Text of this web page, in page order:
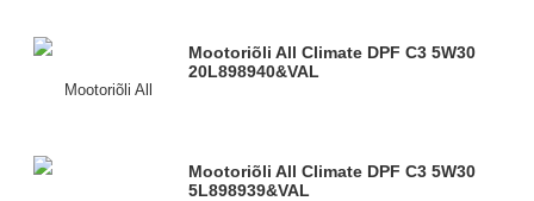
Mootoriõli All Climate DPF C3 5W30
20L898940&VAL
Mootoriõli All Climate DPF C3 5W30
5L898939&VAL